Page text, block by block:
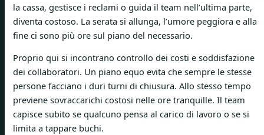
la cassa, gestisce i reclami o guida il team nell’ultima parte,
diventa costoso. La serata si allunga, l’umore peggiora e alla
fine ci sono più ore sul piano del necessario.
Proprio qui si incontrano controllo dei costi e soddisfazione
dei collaboratori. Un piano equo evita che sempre le stesse
persone facciano i duri turni di chiusura. Allo stesso tempo
previene sovraccarichi costosi nelle ore tranquille. Il team
capisce subito se qualcuno pensa al carico di lavoro o se si
limita a tappare buchi.